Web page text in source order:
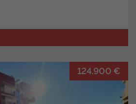
124.900 €